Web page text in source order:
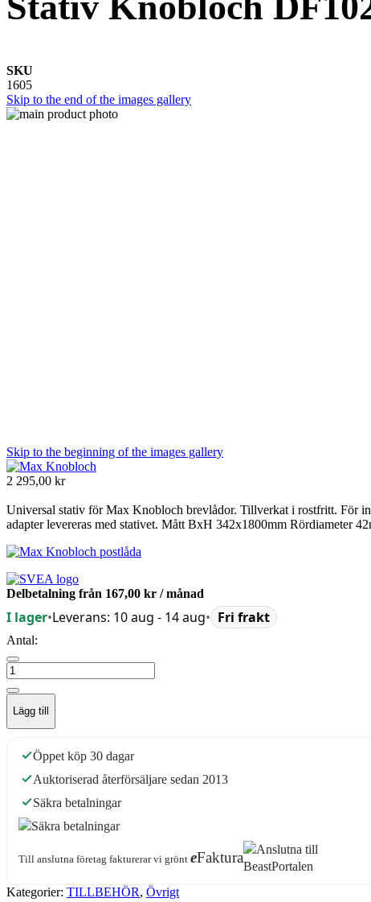
SKU
1605
Skip to the end of the images gallery
Skip to the beginning of the images gallery
2 295,00 kr
Universal stativ för Max Knobloch brevlådor. Tillverkat i rostfritt. För
adapter levereras med stativet. Mått BxH 342x1800mm Rördiameter
Delbetalning från 167,00 kr / månad
I lager•Leverans: 10 aug - 14 aug• Fri frakt
Antal:
Lägg till
Öppet köp 30 dagar
Auktoriserad återförsäljare sedan 2013
Säkra betalningar
Till anslutna företag fakturerar vi grönt eFaktura
Kategorier: TILLBEHÖR, Övrigt